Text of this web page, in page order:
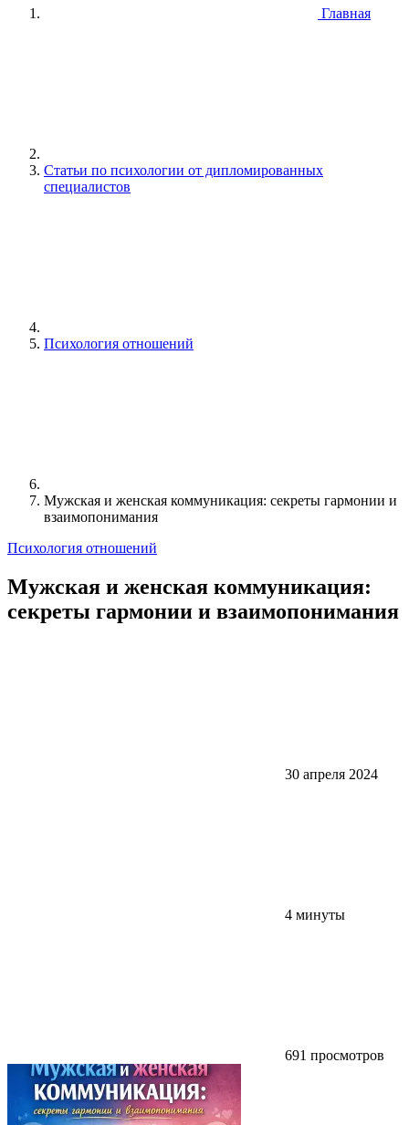
Главная
Статьи по психологии от дипломированных
специалистов
Психология отношений
Мужская и женская коммуникация: секреты гармонии и
взаимопонимания
Психология отношений
Мужская и женская коммуникация:
секреты гармонии и взаимопонимания
30 апреля 2024
4 минуты
691 просмотров